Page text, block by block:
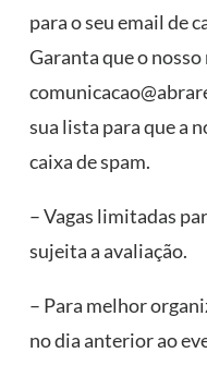
para o seu email de
Garanta que o
sua lista para que a
caixa de spam.
– Vagas limitadas
sujeita a avaliação.
– Para melhor
no dia anterior ao